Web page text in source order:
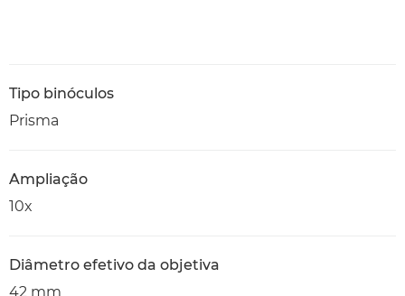
Tipo binóculos
Prisma
Ampliação
10x
Diâmetro efetivo da objetiva
42 mm